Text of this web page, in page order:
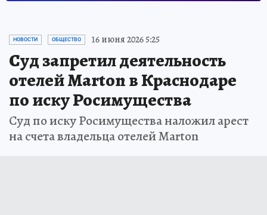
НОВОСТИ ОБЩЕСТВО 16 июня 2026 5:25
Суд запретил деятельность
отелей Marton в Краснодаре
по иску Росимущества
Суд по иску Росимущества наложил арест
на счета владельца отелей Marton